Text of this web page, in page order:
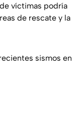
víctimas podría
de rescate y la
sismos en